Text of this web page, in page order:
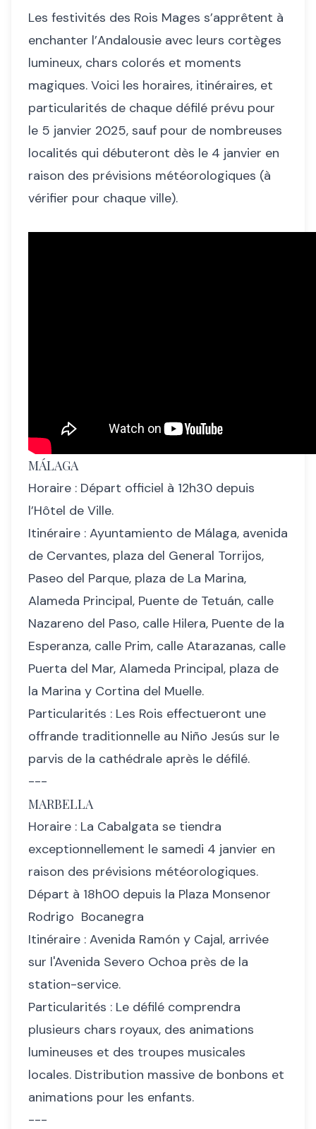
Les festivités des Rois Mages s’apprêtent à
enchanter l’Andalousie avec leurs cortèges
lumineux, chars colorés et moments
magiques. Voici les horaires, itinéraires, et
particularités de chaque défilé prévu pour
le 5 janvier 2025, sauf pour de nombreuses
localités qui débuteront dès le 4 janvier en
raison des prévisions météorologiques (à
vérifier pour chaque ville).
MÁLAGA
Horaire : Départ officiel à 12h30 depuis
l’Hôtel de Ville.
Itinéraire : Ayuntamiento de Málaga, avenida
de Cervantes, plaza del General Torrijos,
Paseo del Parque, plaza de La Marina,
Alameda Principal, Puente de Tetuán, calle
Nazareno del Paso, calle Hilera, Puente de la
Esperanza, calle Prim, calle Atarazanas, calle
Puerta del Mar, Alameda Principal, plaza de
la Marina y Cortina del Muelle.
Particularités : Les Rois effectueront une
offrande traditionnelle au Niño Jesús sur le
parvis de la cathédrale après le défilé.
---
MARBELLA
Horaire : La Cabalgata se tiendra
exceptionnellement le samedi 4 janvier en
raison des prévisions météorologiques.
Départ à 18h00 depuis la Plaza Monsenor
Rodrigo Bocanegra
Itinéraire : Avenida Ramón y Cajal, arrivée
sur l'Avenida Severo Ochoa près de la
station-service.
Particularités : Le défilé comprendra
plusieurs chars royaux, des animations
lumineuses et des troupes musicales
locales. Distribution massive de bonbons et
animations pour les enfants.
---